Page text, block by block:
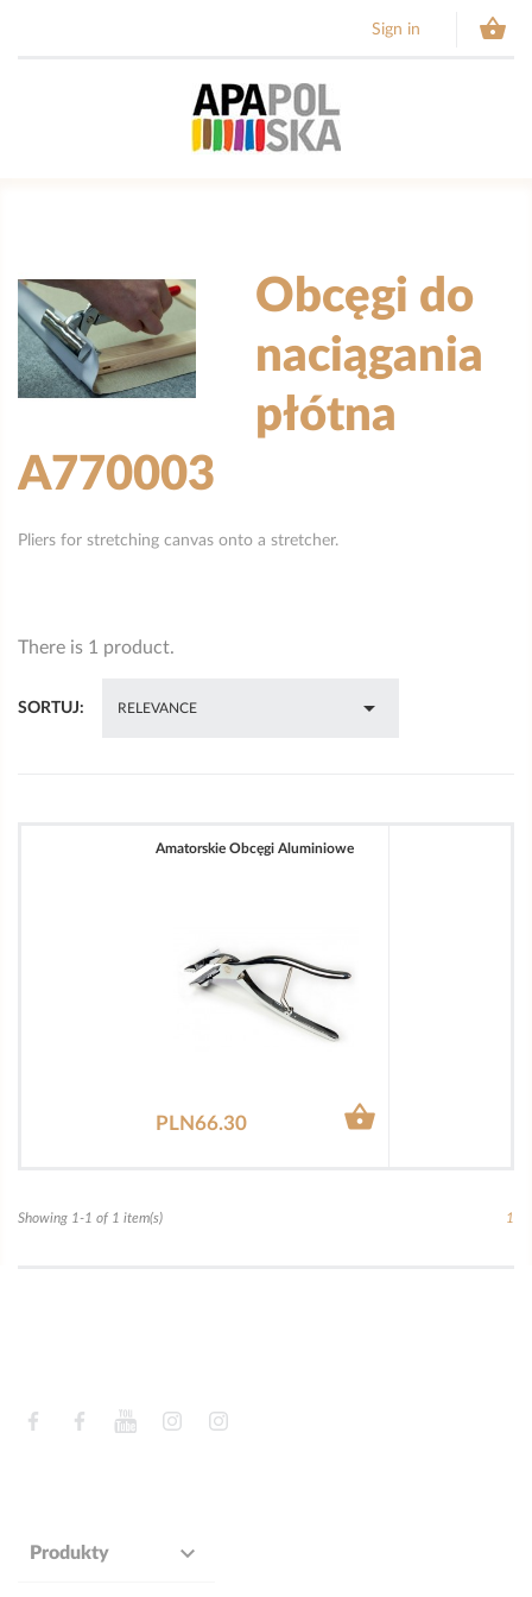
Sign in 
Obcęgi do
naciągania
płótna
A770003
Pliers for stretching canvas onto a stretcher.
There is 1 product.
SORTUJ: RELEVANCE 
Amatorskie Obcęgi Aluminiowe
PLN66.30 
Showing 1-1 of 1 item(s) 1
FacebookFacebookYouTubeInstagram
Produkty
